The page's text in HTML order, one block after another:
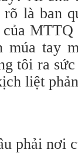
là ban
MTTQ
múa tay
tôi ra
liệt
phải nơi